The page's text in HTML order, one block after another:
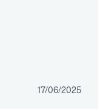
17/06/2025